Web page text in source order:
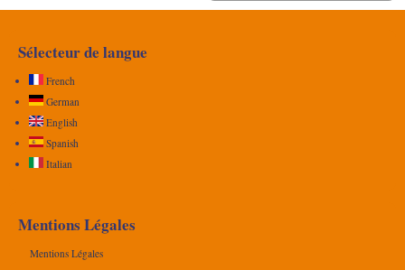
Sélecteur de langue
French
German
English
Spanish
Italian
Mentions Légales
Mentions Légales